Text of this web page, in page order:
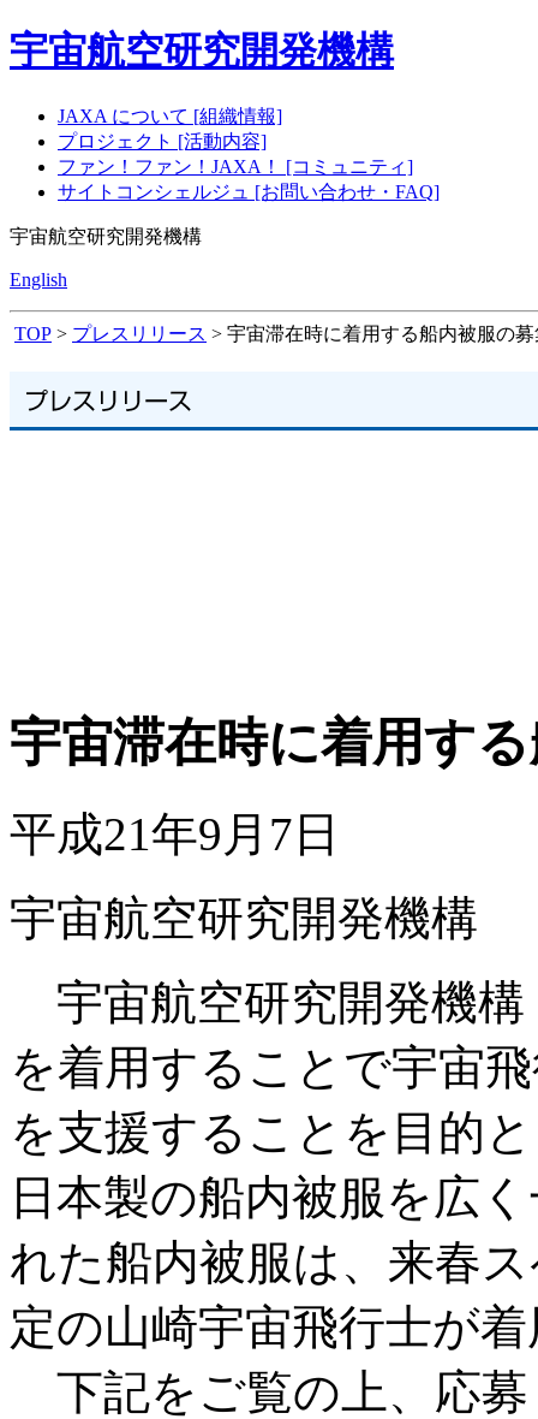
宇宙航空研究開発機構
JAXA について [組織情報]
プロジェクト [活動内容]
ファン！ファン！JAXA！ [コミュニティ]
サイトコンシェルジュ [お問い合わせ・FAQ]
宇宙航空研究開発機構
English
TOP > プレスリリース > 宇宙滞在時に着用する船内被服の
宇宙滞在時に着用す
平成21年9月7日
宇宙航空研究開発機構
宇宙航空研究開発機構
を着用することで宇宙
を支援することを目的
日本製の船内被服を広
れた船内被服は、来春
定の山崎宇宙飛行士が
下記をご覧の上、応